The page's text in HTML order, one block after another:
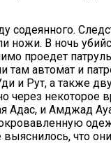
содеянного.
ножи. В ночь
проедет
там автомат и
и Рут, а также
через некоторое
Адас, и Амджад
что